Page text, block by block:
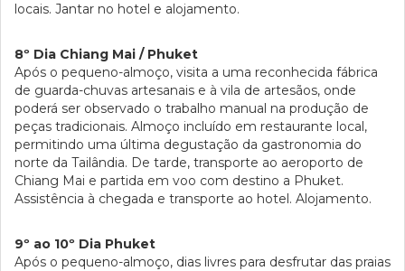
locais. Jantar no hotel e alojamento.
8º Dia Chiang Mai / Phuket
Após o pequeno-almoço, visita a uma reconhecida fábrica
de guarda-chuvas artesanais e à vila de artesãos, onde
poderá ser observado o trabalho manual na produção de
peças tradicionais. Almoço incluído em restaurante local,
permitindo uma última degustação da gastronomia do
norte da Tailândia. De tarde, transporte ao aeroporto de
Chiang Mai e partida em voo com destino a Phuket.
Assistência à chegada e transporte ao hotel. Alojamento.
9º ao 10º Dia Phuket
Após o pequeno-almoço, dias livres para desfrutar das praias